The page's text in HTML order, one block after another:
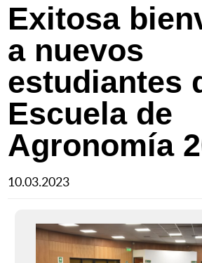
Exitosa
a nuevos
estudiantes
Escuela de
Agronomía
10.03.2023